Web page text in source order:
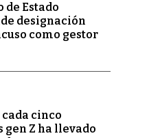
de Estado
designación
como gestor
cada cinco
gen Z ha llevado